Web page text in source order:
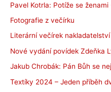
Pavel Kotrla: Potíže se ženami
Fotografie z večírku
Literární večírek nakladatelství
Nové vydání povídek Zdeňka
Jakub Chrobák: Pán Bůh se
Textíky 2024 – Jeden příběh